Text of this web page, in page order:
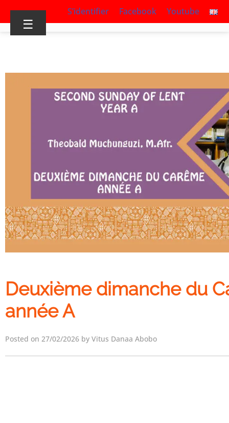
S’identifier Facebook Youtube
☰
Deuxième dimanche du
année A
Posted on 27/02/2026 by Vitus Danaa Abobo